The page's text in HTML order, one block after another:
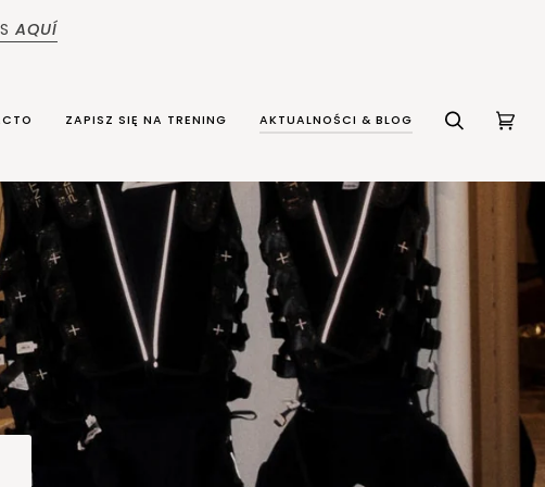
AQUÍ
ZAPISZ SIĘ NA TRENING AKTUALNOŚCI & BLOG BUSCAR